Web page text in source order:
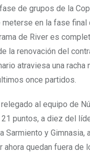
de grupos de la
en la fase final
de River es
la renovación del
atraviesa una racha
once partidos.
al equipo de
puntos, a diez del
Sarmiento y Gimnasia,
ahora quedan fuera de